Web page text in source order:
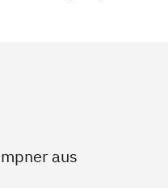
aus